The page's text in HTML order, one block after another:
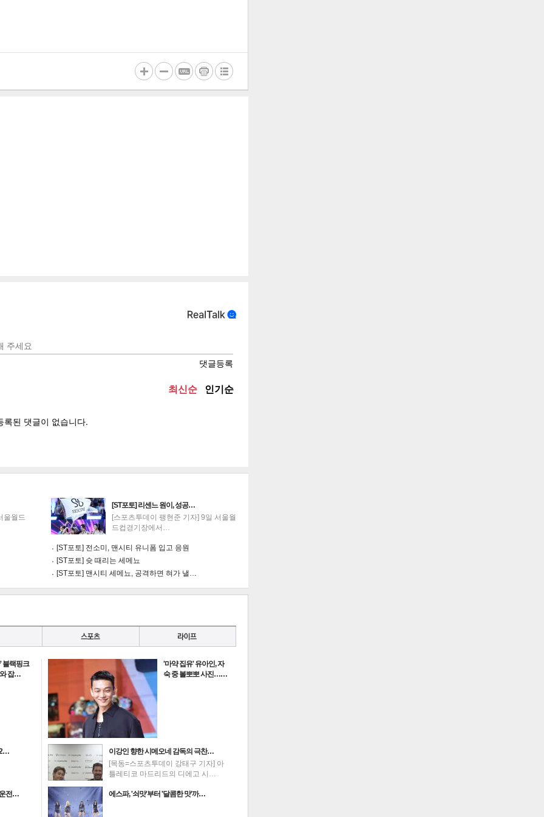
인쇄 목록
울월드
[ST포토] 리센느 원이, 성공…
[스포츠투데이 팽현준 기자] 9일 서울월
드컵경기장에서…
[ST포토] 전소미, 맨시티 유니폼 입고 응원
[ST포토] 슛 때리는 세메뇨
[ST포토] 맨시티 세메뇨, 공격하면 혀가 낼…
블랙핑크
잡…
전…
'마약 집유' 유아인, 자
숙 중 볼뽀뽀 사진……
이강인 향한 시메오네 감독의 극찬…
[목동=스포츠투데이 강태구 기자] 아
틀레티코 마드리드의 디에고 시…
에스파, '쇠맛'부터 '달콤한 맛'까…